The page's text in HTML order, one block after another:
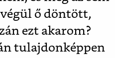
ő döntött,
ezt akarom?
tulajdonképpen